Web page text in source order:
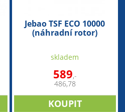
Jebao TSF ECO 10000
(náhradní rotor)
skladem
589,-
486,78